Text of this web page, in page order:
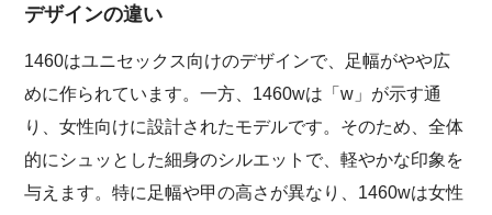
デザインの違い
1460はユニセックス向けのデザインで、足幅がやや広
めに作られています。一方、1460wは「w」が示す通
り、女性向けに設計されたモデルです。そのため、全体
的にシュッとした細身のシルエットで、軽やかな印象を
与えます。特に足幅や甲の高さが異なり、1460wは女性